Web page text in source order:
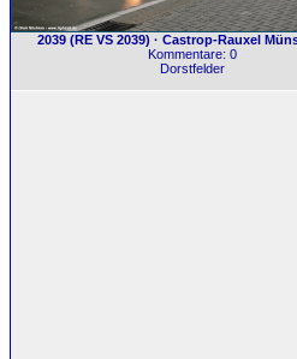
2039 (RE VS 2039) · Castrop-Rauxel
Kommentare: 0
Dorstfelder